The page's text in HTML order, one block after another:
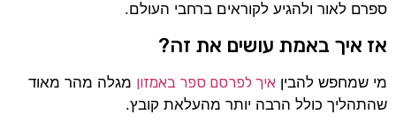
ספרם לאור ולהגיע לקוראים ברחבי העולם.
אז איך באמת עושים את זה?
מי שמחפש להבין איך לפרסם ספר באמזוןמגלה מהר מאוד
שהתהליך כולל הרבה יותר מהעלאת קובץ.